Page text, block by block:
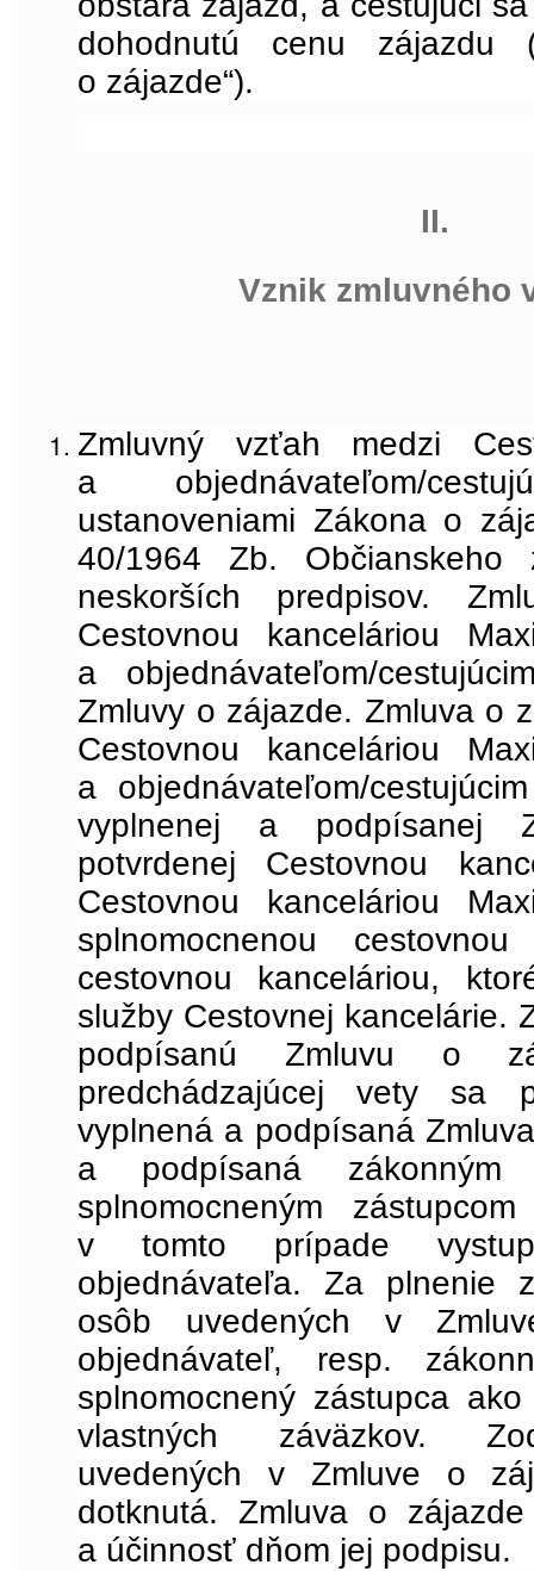
dohodnutú cenu
o zájazde“).
II.
Vznik zmluvného
Zmluvný vzťah medzi
a objednávateľom/
ustanoveniami Zákona o
40/1964 Zb.
neskorších predpisov.
Cestovnou kanceláriou
a objednávateľom/
Zmluvy o zájazde. Zmluva o
Cestovnou kanceláriou
a objednávateľom/
vyplnenej a podpísanej
potvrdenej Cestovnou
Cestovnou kanceláriou
splnomocnenou
cestovnou kanceláriou,
služby Cestovnej kancelárie.
podpísanú Zmluvu o
predchádzajúcej vety sa
vyplnená a podpísaná
a podpísaná zákonným
splnomocneným
v tomto prípade
objednávateľa. Za plnenie
osôb uvedených v
objednávateľ, resp.
splnomocnený zástupca
vlastných záväzkov.
uvedených v Zmluve o
dotknutá. Zmluva o
a účinnosť dňom jej podpisu.